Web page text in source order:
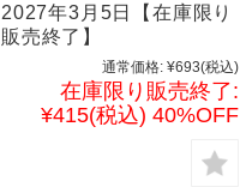
2027年3月5日【在庫限り
販売終了】
通常価格: ¥693(税込)
在庫限り販売終了:
¥415(税込) 40%OFF